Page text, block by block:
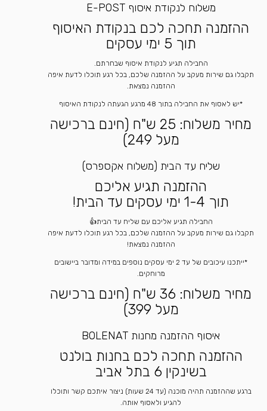
משלוח לנקודת איסוף E-POST
ההזמנה תחכה לכם בנקודת האיסוף
תוך 5 ימי עסקים
החבילה תגיע לנקודת איסוף שבחרתם.
תקבלו גם שירות מעקב על ההזמנה שלכם, בכל רגע תוכלו לדעת איפה
ההזמנה נמצאת.
*יש לאסוף את החבילה בתוך 48 מרגע הגעתה לנקודת האיסוף
מחיר משלוח: 25 ש"ח (חינם ברכישה
מעל 249)
שליח עד הבית (משלוח אקספרס)
ההזמנה תגיע אליכם
תוך 1-4 ימי עסקים עד הבית!
החבילה תגיע אליכם עם שליח עד הבית👍
תקבלו גם שירות מעקב על ההזמנה שלכם, בכל רגע תוכלו לדעת איפה
ההזמנה נמצאת!
*ייתכנו עיכובים של עד 2 ימי עסקים נוספים במידה ומדובר ביישובים
מרוחקים.
מחיר משלוח: 36 ש"ח (חינם ברכישה
מעל 399)
איסוף ההזמנה מחנות BOLENAT
ההזמנה תחכה לכם בחנות בולנט
בשינקין 6 בתל אביב
ברגע שההזמנה תהיה מוכנה (עד 24 שעות) ניצור איתכם קשר ותוכלו
להגיע ולאסוף אותה.